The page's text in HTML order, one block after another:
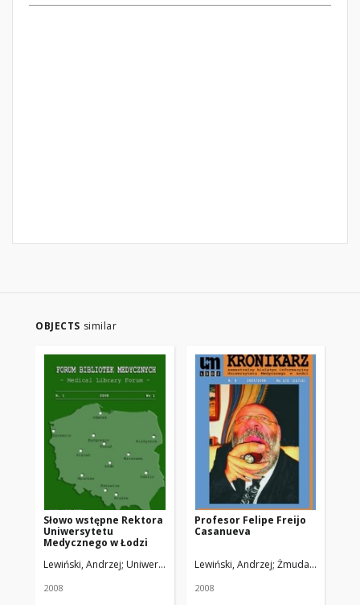
OBJECTS similar
Słowo wstępne Rektora
Uniwersytetu
Medycznego w Łodzi
Lewiński, Andrzej Uniwersytet Medyczny w Łodzi
2008
Profesor Felipe Freijo
Casanueva
Lewiński, Andrzej Żmuda, Ryszard.
2008